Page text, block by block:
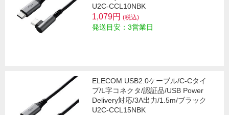
U2C-CCL10NBK
1,079円 (税込)
発送目安：3営業日
ELECOM USB2.0ケーブル/C-Cタイ
プ/L字コネクタ/認証品/USB Power
Delivery対応/3A出力/1.5m/ブラック
U2C-CCL15NBK